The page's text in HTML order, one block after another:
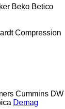
Beko Betico
Compression
Cummins DW
Demag